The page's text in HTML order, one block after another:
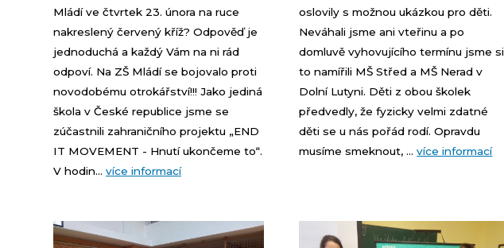
Mládí ve čtvrtek 23. února na ruce
nakreslený červený kříž? Odpověď je
jednoduchá a každý Vám na ni rád
odpoví. Na ZŠ Mládí se bojovalo proti
novodobému otrokářství!!! Jako jediná
škola v České republice jsme se
zúčastnili zahraničního projektu „END
IT MOVEMENT - Hnutí ukončeme to“.
V hodin... více informací
oslovily s možnou ukázkou pro děti.
Neváhali jsme ani vteřinu a po
domluvě vyhovujícího termínu jsme si
to namířili MŠ Střed a MŠ Nerad v
Dolní Lutyni. Děti z obou školek
předvedly, že fyzicky velmi zdatné
děti se u nás pořád rodí. Opravdu
musíme smeknout, ...více informací